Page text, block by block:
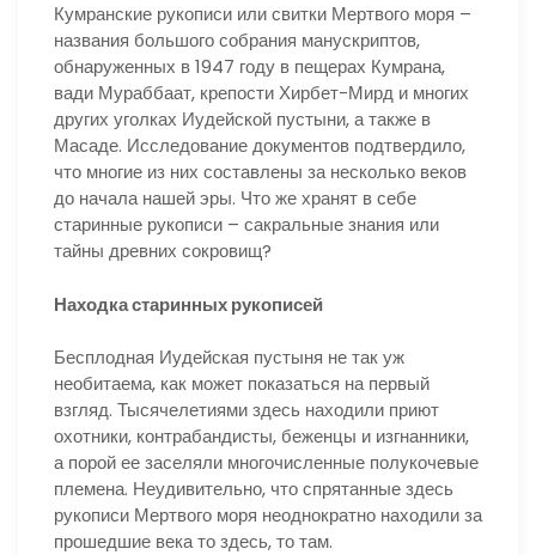
Кумранские рукописи или свитки Мертвого моря –
названия большого собрания манускриптов,
обнаруженных в 1947 году в пещерах Кумрана,
вади Мураббаат, крепости Хирбет-Мирд и многих
других уголках Иудейской пустыни, а также в
Масаде. Исследование документов подтвердило,
что многие из них составлены за несколько веков
до начала нашей эры. Что же хранят в себе
старинные рукописи – сакральные знания или
тайны древних сокровищ?
Находка старинных рукописей
Бесплодная Иудейская пустыня не так уж
необитаема, как может показаться на первый
взгляд. Тысячелетиями здесь находили приют
охотники, контрабандисты, беженцы и изгнанники,
а порой ее заселяли многочисленные полукочевые
племена. Неудивительно, что спрятанные здесь
рукописи Мертвого моря неоднократно находили за
прошедшие века то здесь, то там.